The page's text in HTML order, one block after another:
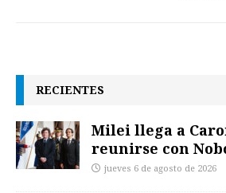
RECIENTES
Milei llega a
reunirse con
jueves 6 de agosto de 2026